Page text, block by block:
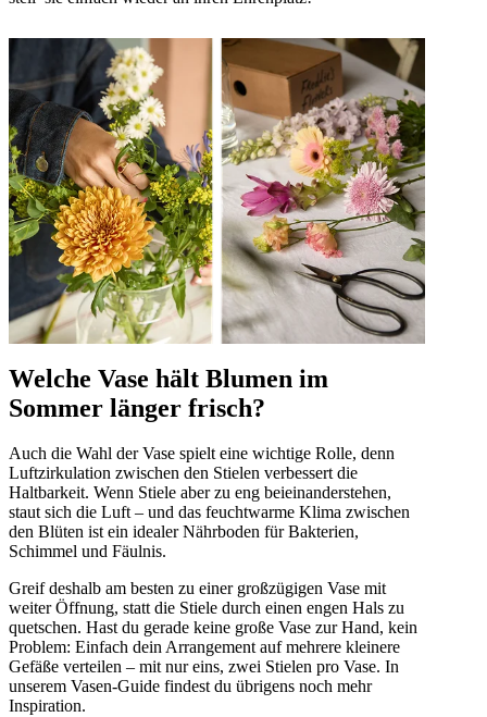
Welche Vase hält Blumen im
Sommer länger frisch?
Auch die Wahl der Vase spielt eine wichtige Rolle, denn
Luftzirkulation zwischen den Stielen verbessert die
Haltbarkeit. Wenn Stiele aber zu eng beieinanderstehen,
staut sich die Luft – und das feuchtwarme Klima zwischen
den Blüten ist ein idealer Nährboden für Bakterien,
Schimmel und Fäulnis.
Greif deshalb am besten zu einer großzügigen Vase mit
weiter Öffnung, statt die Stiele durch einen engen Hals zu
quetschen. Hast du gerade keine große Vase zur Hand, kein
Problem: Einfach dein Arrangement auf mehrere kleinere
Gefäße verteilen – mit nur eins, zwei Stielen pro Vase. In
unserem Vasen-Guide findest du übrigens noch mehr
Inspiration.